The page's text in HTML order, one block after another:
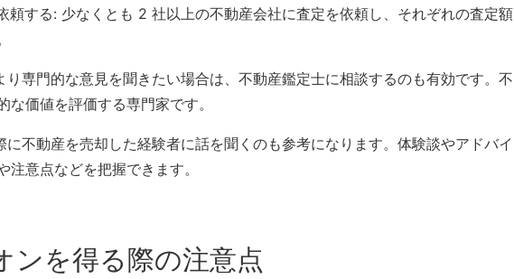
頼する: 少なくとも 2 社以上の不動産会社に査定を依頼し、それぞれの査定額
専門的な意見を聞きたい場合は、不動産鑑定士に相談するのも有効です。不
価値を評価する専門家です。
不動産を売却した経験者に話を聞くのも参考になります。体験談やアドバイ
意点などを把握できます。
ンを得る際の注意点